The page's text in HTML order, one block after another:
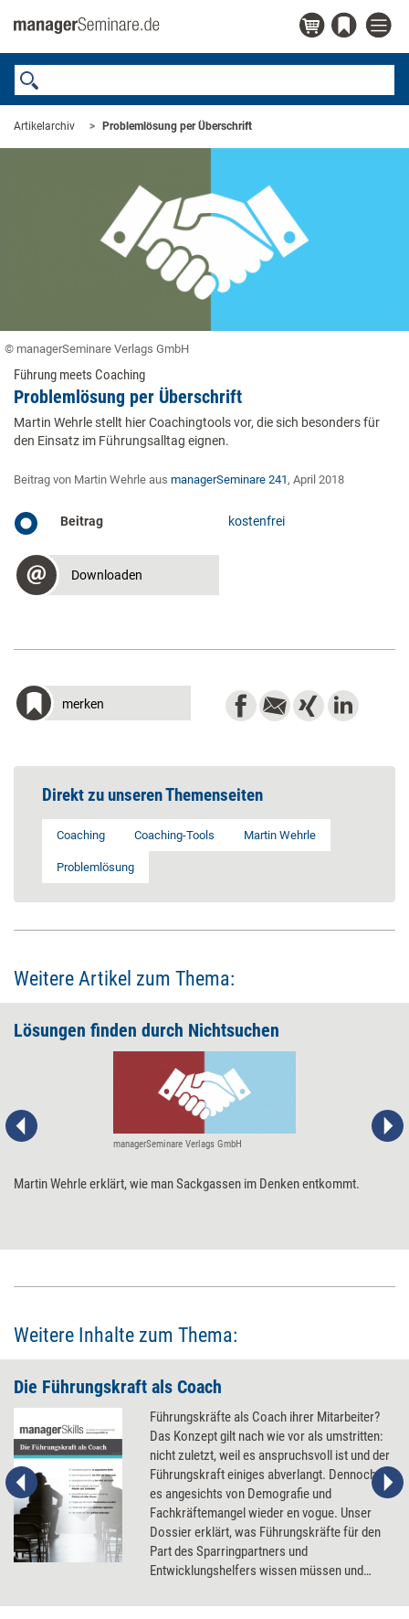
Artikelarchiv Problemlösung per Überschrift
© managerSeminare Verlags GmbH
Führung meets Coaching
Problemlösung per Überschrift
Martin Wehrle stellt hier Coachingtools vor, die sich besonders für
den Einsatz im Führungsalltag eignen.
Beitrag von Martin Wehrle aus managerSeminare 241, April 2018
Beitrag kostenfrei
Downloaden
merken
Direkt zu unseren Themenseiten
Coaching Coaching-Tools Martin Wehrle
Problemlösung
Weitere Artikel zum Thema:
Lösungen finden durch Nichtsuchen
managerSeminare Verlags GmbH
Martin Wehrle erklärt, wie man Sackgassen im Denken entkommt.
Weitere Inhalte zum Thema:
Die Führungskraft als Coach
Führungskräfte als Coach ihrer Mitarbeiter?
Das Konzept gilt nach wie vor als umstritten:
nicht zuletzt, weil es anspruchsvoll ist und der
Führungskraft einiges abverlangt. Dennoch ist
es angesichts von Demografie und
Fachkräftemangel wieder en vogue. Unser
Dossier erklärt, was Führungskräfte für den
Part des Sparringpartners und
Entwicklungshelfers wissen müssen und
können.